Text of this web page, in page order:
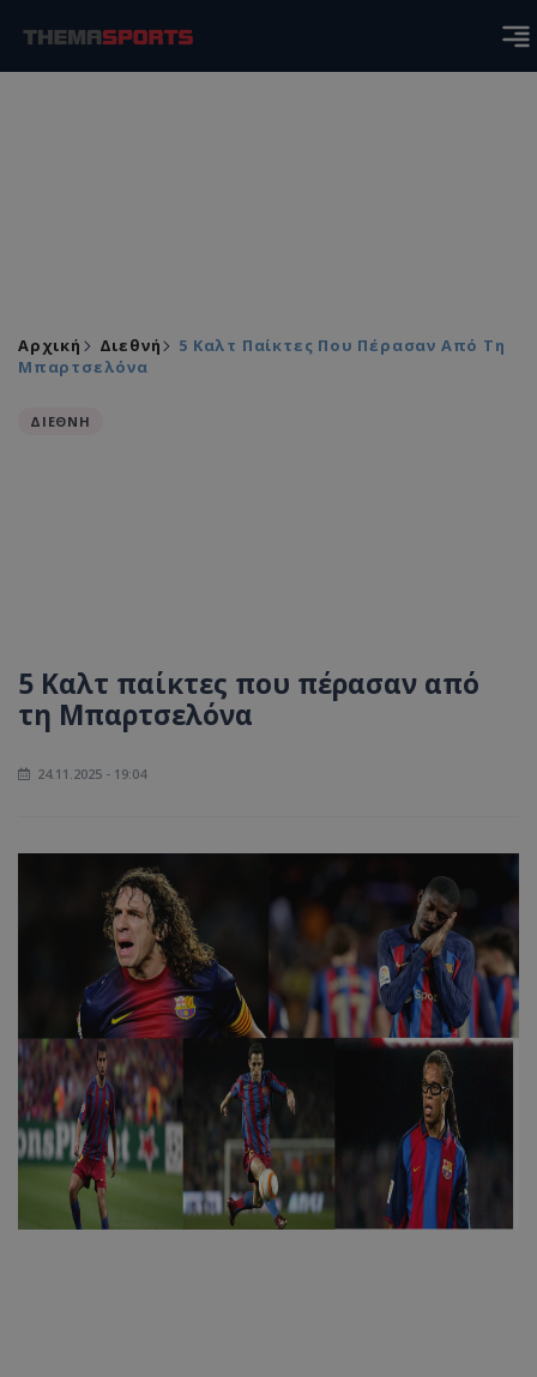
Αρχική Διεθνή
5 Καλτ Παίκτες Που Πέρασαν Από Τη
Μπαρτσελόνα
ΔΙΕΘΝΗ
5 Καλτ παίκτες που πέρασαν από
τη Μπαρτσελόνα
24.11.2025 - 19:04